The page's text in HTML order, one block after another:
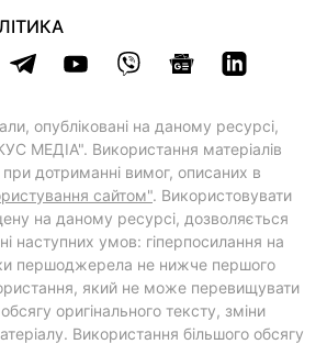
опубліковані на даному ресурсі,
МЕДІА". Використання матеріалів
дотриманні вимог, описаних в
сайтом". Використовувати
на даному ресурсі, дозволяється
наступних умов: гіперпосилання на
першоджерела не нижче першого
який не може перевищувати
оригінального тексту, зміни
Використання більшого обсягу